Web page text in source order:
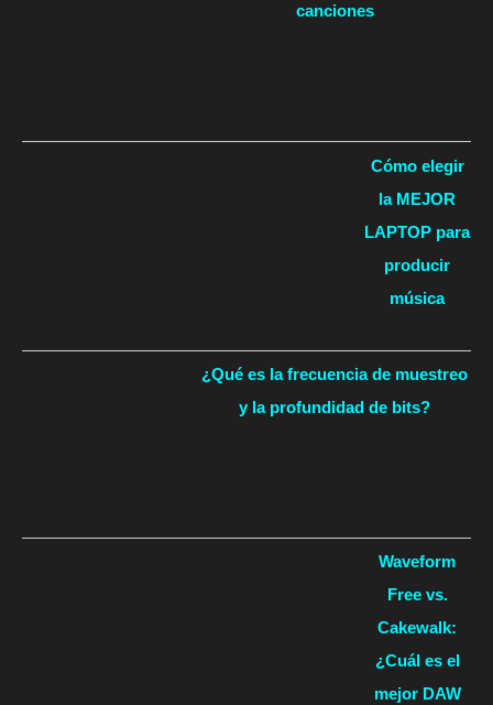
canciones
Cómo elegir
la MEJOR
LAPTOP para
producir
música
¿Qué es la frecuencia de muestreo
y la profundidad de bits?
Waveform
Free vs.
Cakewalk:
¿Cuál es el
mejor DAW